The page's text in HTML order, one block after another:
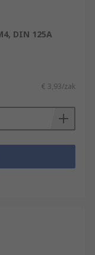
DIN 125A
€ 3,93/zak